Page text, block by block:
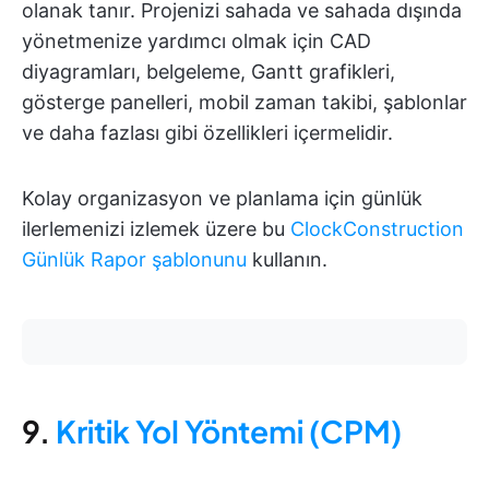
olanak tanır. Projenizi sahada ve sahada dışında
yönetmenize yardımcı olmak için CAD
diyagramları, belgeleme, Gantt grafikleri,
gösterge panelleri, mobil zaman takibi, şablonlar
ve daha fazlası gibi özellikleri içermelidir.
Kolay organizasyon ve planlama için günlük
ilerlemenizi izlemek üzere bu ClockConstruction
Günlük Rapor şablonunu kullanın.
9. Kritik Yol Yöntemi (CPM)